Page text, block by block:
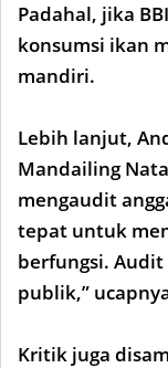
Padahal, jika
konsumsi ikan
mandiri.
Lebih lanjut,
Mandailing
mengaudit
tepat untuk
berfungsi.
publik,”
Kritik juga